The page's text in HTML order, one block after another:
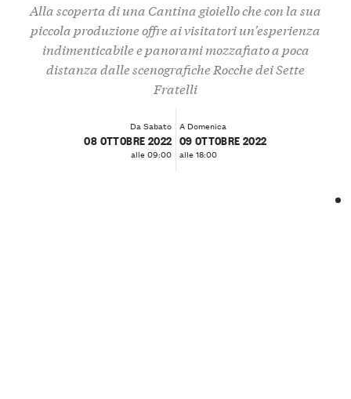
Alla scoperta di una Cantina gioiello che con la sua
piccola produzione offre ai visitatori un'esperienza
indimenticabile e panorami mozzafiato a poca
distanza dalle scenografiche Rocche dei Sette
Fratelli
Da Sabato
08 OTTOBRE 2022
alle 09:00
A Domenica
09 OTTOBRE 2022
alle 18:00